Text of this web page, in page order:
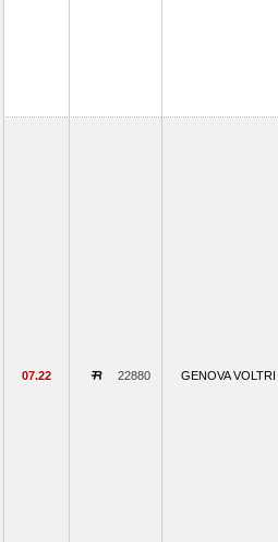
07.22 22880 GENOVA VOLTRI